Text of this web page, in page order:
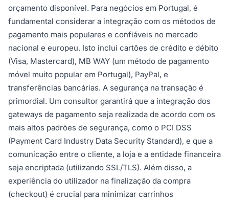
orçamento disponível. Para negócios em Portugal, é
fundamental considerar a integração com os métodos de
pagamento mais populares e confiáveis no mercado
nacional e europeu. Isto inclui cartões de crédito e débito
(Visa, Mastercard), MB WAY (um método de pagamento
móvel muito popular em Portugal), PayPal, e
transferências bancárias. A segurança na transação é
primordial. Um consultor garantirá que a integração dos
gateways de pagamento seja realizada de acordo com os
mais altos padrões de segurança, como o PCI DSS
(Payment Card Industry Data Security Standard), e que a
comunicação entre o cliente, a loja e a entidade financeira
seja encriptada (utilizando SSL/TLS). Além disso, a
experiência do utilizador na finalização da compra
(checkout) é crucial para minimizar carrinhos